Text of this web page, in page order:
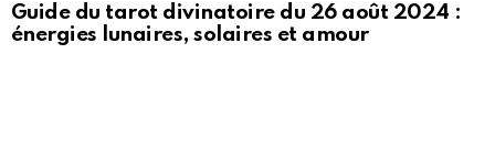
Guide du tarot divinatoire du 26 août 2024 :
énergies lunaires, solaires et amour